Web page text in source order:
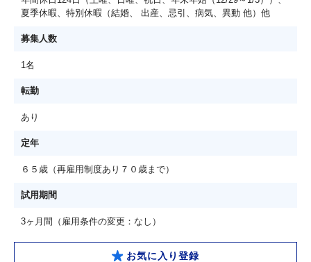
夏季休暇、特別休暇（結婚、 出産、忌引、病気、異動 他）他
募集人数
1名
転勤
あり
定年
６５歳（再雇用制度あり７０歳まで）
試用期間
3ヶ月間（雇用条件の変更：なし）
お気に入り登録